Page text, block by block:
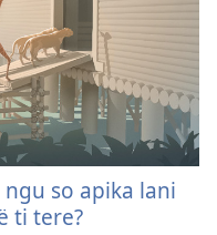
so apika lani
ti tere?